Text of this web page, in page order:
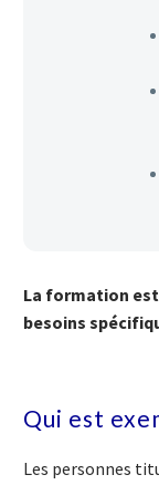
La formation
besoins
Qui est
Les personnes